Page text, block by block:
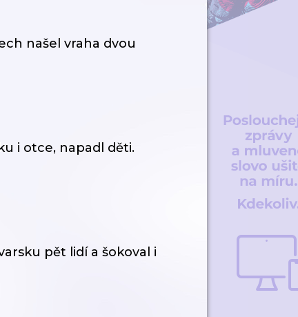
našel vraha dvou
i otce, napadl děti.
pět lidí a šokoval i